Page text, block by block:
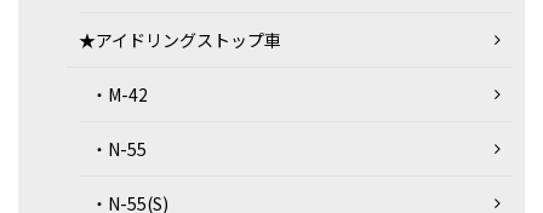
★アイドリングストップ車
・M-42
・N-55
・N-55(S)